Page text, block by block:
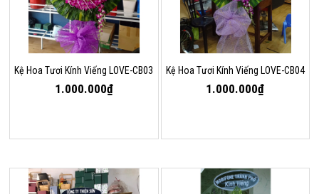
Kệ Hoa Tươi Kính Viếng LOVE-CB03
1.000.000₫
Kệ Hoa Tươi Kính Viếng LOVE-CB04
1.000.000₫